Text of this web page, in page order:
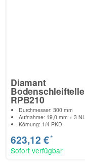
Diamant
RPB210
Durchmesser: 300 mm
Aufnahme: 19,0 mm + 3 NL
Körnung: 1/4 PKD
623,12 €*
Sofort verfügbar